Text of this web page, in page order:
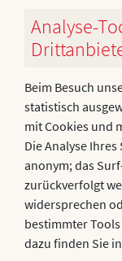
Analyse-
Beim Besuch
statistisch
mit Cookies und
Die Analyse
anonym; das
zurückverfolgt
widersprechen
bestimmter
dazu finden Sie